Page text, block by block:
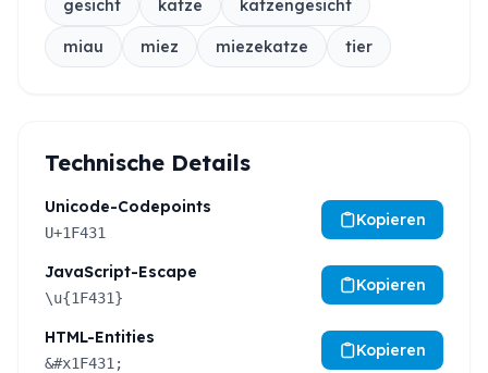
gesicht katze katzengesicht
miau miez miezekatze tier
Technische Details
Unicode-Codepoints
U+1F431
Kopieren
JavaScript-Escape
\u{1F431}
Kopieren
HTML-Entities
&#x1F431;
Kopieren